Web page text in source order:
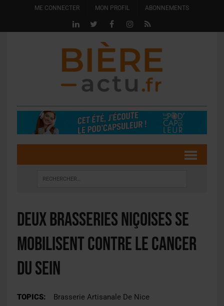
ME CONNECTER MON PROFIL ABONNEMENTS
Deux brasseries niçoises se
mobilisent contre le cancer
du sein
TOPICS:
Brasserie Artisanale De Nice